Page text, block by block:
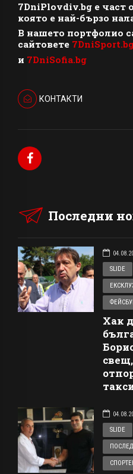
7DniPlovdiv.bg e част
която е най-бързо
В нашето портфолио
сайтовете
и 7DniSofia.bg
КОНТАКТИ
Последни
SLIDE
Хак
SLIDE